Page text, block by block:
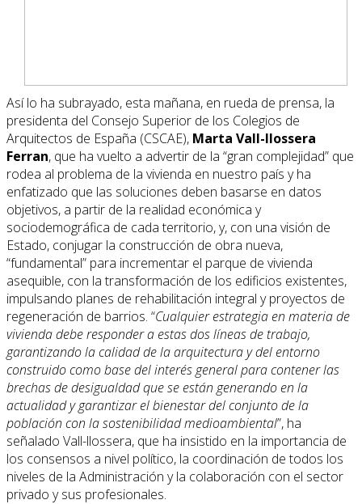
Así lo ha subrayado, esta mañana, en rueda de prensa, la
presidenta del Consejo Superior de los Colegios de
Arquitectos de España (CSCAE), Marta Vall-llossera
Ferran, que ha vuelto a advertir de la “gran complejidad” que
rodea al problema de la vivienda en nuestro país y ha
enfatizado que las soluciones deben basarse en datos
objetivos, a partir de la realidad económica y
sociodemográfica de cada territorio, y, con una visión de
Estado, conjugar la construcción de obra nueva,
“fundamental” para incrementar el parque de vivienda
asequible, con la transformación de los edificios existentes,
impulsando planes de rehabilitación integral y proyectos de
regeneración de barrios. “Cualquier estrategia en materia de
vivienda debe responder a estas dos líneas de trabajo,
garantizando la calidad de la arquitectura y del entorno
construido como base del interés general para contener las
brechas de desigualdad que se están generando en la
actualidad y garantizar el bienestar del conjunto de la
población con la sostenibilidad medioambiental”, ha
señalado Vall-llossera, que ha insistido en la importancia de
los consensos a nivel político, la coordinación de todos los
niveles de la Administración y la colaboración con el sector
privado y sus profesionales.